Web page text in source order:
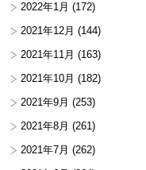
2022年1月 (172)
2021年12月 (144)
2021年11月 (163)
2021年10月 (182)
2021年9月 (253)
2021年8月 (261)
2021年7月 (262)